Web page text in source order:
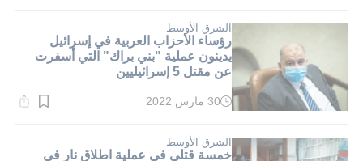
دقيقة.
الشرق الأوسط
رؤساء الأحزاب العربية في إسرائيل
يدينون عملية "بني براك" التي أسفرت
عن مقتل 5 إسرائيليين
وقت
دقيقة.
30 مارس 2022
الشرق الأوسط
خمسة قتلى في عملية اطلاق نار في